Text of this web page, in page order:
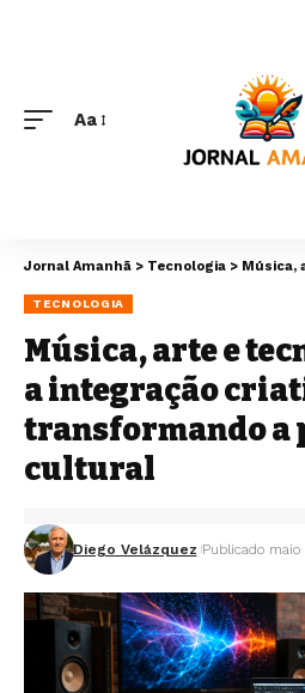
Aa
Jornal Amanhã > Tecnologia > Música, arte e
TECNOLOGIA
Música, arte e
a integração
transformando a
cultural
Diego Velázquez Publicado